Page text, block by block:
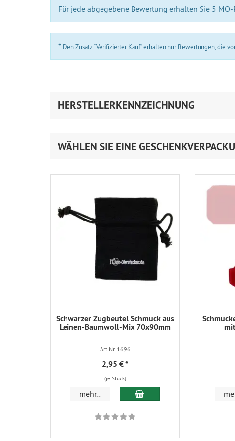
Für jede abgegebene Bewertung erhalten Sie 5 MO-
* Den Zusatz “Verifizierter Kauf” erhalten nur Bewertungen, die
HERSTELLERKENNZEICHNUNG
WÄHLEN SIE EINE
Schwarzer Zugbeutel Schmuck aus
Leinen-Baumwoll-Mix 70x90mm
Art.Nr. 1696
2,95 €*
(je Stück)
mehr... In den Warenkorb